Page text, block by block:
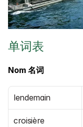
单词表
Nom 名词
lendemain
croisière